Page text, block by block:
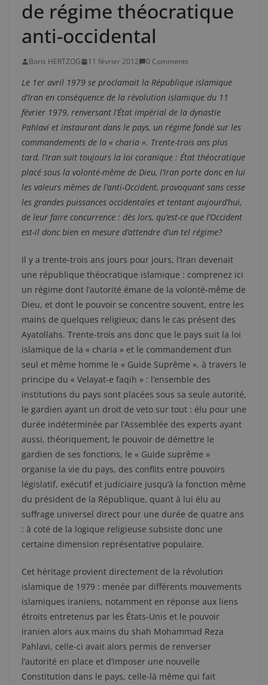
de régime théocratique
anti-occidental
Boris HERTZOG 11 février 2012 0 Comments
Le 1er avril 1979 se proclamait la République islamique
d’Iran en conséquence de la révolution islamique du 11
février 1979, renversant l’État impérial de la dynastie
Pahlavi et instaurant dans le pays, un régime fondé sur les
commandements de la « charia ». Trente-trois ans plus
tard, l’Iran suit toujours la loi coranique : État théocratique
placé sous la volonté-même de Dieu, l’Iran porte donc en lui
les valeurs mêmes de l’anti-Occident, provoquant sans cesse
les grandes puissances occidentales et tentant aujourd’hui,
de leur faire concurrence : dès lors, qu’est-ce que l’Occident
est-il donc bien en mesure d’attendre d’un tel régime?
Il y a trente-trois ans jours pour jours, l’Iran devenait
une république théocratique islamique : comprenez ici
un régime dont l’autorité émane de la volonté-même de
Dieu, et dont le pouvoir se concentre souvent, entre les
mains de quelques religieux; dans le cas présent des
Ayatollahs. Trente-trois ans donc que le pays suit la loi
islamique de la « charia » et le commandement d’un
seul et même homme le « Guide Suprême », à travers le
principe du « Velayat-e faqih » : l’ensemble des
institutions du pays sont placées sous sa seule autorité,
le gardien ayant un droit de veto sur tout : élu pour une
durée indéterminée par l’Assemblée des experts ayant
aussi, théoriquement, le pouvoir de démettre le
gardien de ses fonctions, le « Guide suprême »
organise la vie du pays, des conflits entre pouvoirs
législatif, exécutif et judiciaire jusqu’à la fonction même
du président de la République, quant à lui élu au
suffrage universel direct pour une durée de quatre ans
: à coté de la logique religieuse subsiste donc une
certaine dimension représentative populaire.
Cet héritage provient directement de la révolution
islamique de 1979 : menée par différents mouvements
islamiques iraniens, notamment en réponse aux liens
étroits entretenus par les États-Unis et le pouvoir
iranien alors aux mains du shah Mohammad Reza
Pahlavi, celle-ci avait alors permis de renverser
l’autorité en place et d’imposer une nouvelle
Constitution dans le pays, celle-là même qui fait